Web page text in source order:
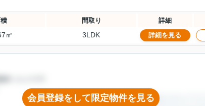
間取り 詳細
㎡ 3LDK 詳細を見る
会員登録をして限定物件を見る